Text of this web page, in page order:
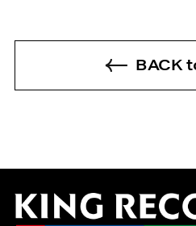
BACK